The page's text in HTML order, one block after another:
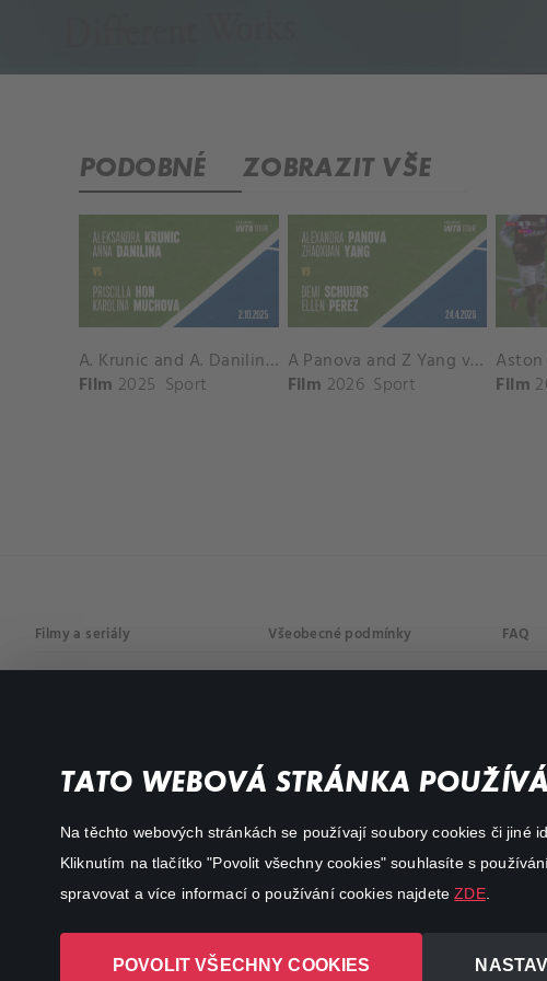
TATO WEBOVÁ STRÁNKA
Na těchto webových stránkách se používají soubory cookies či jiné
Kliknutím na tlačítko "Povolit všechny cookies" souhlasíte s
spravovat a více informací o používání cookies najdeteZDE.
POVOLIT VŠECHNY COOKIES
PODOBNÉ ZOBRAZIT VŠE
A. Krunic and A. Danilina vs. P. Hon and K. Muchova Match Highlights - BEIJING_Capital Group Diamond ( October 02, 2025)
Film 2025 Sport
A Panova and Z Yang vs D Schuurs and E Perez Match Highlights - MADRID_Court 8 ( April 24, 2026)
Film 2026 Sport
Film
Filmy a seriály
Akční
Všeobecné podmínky FAQ